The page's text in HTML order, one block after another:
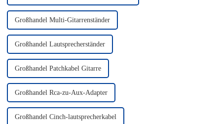
Großhandel Multi-Gitarrenständer
Großhandel Lautsprecherständer
Großhandel Patchkabel Gitarre
Großhandel Rca-zu-Aux-Adapter
Großhandel Cinch-lautsprecherkabel